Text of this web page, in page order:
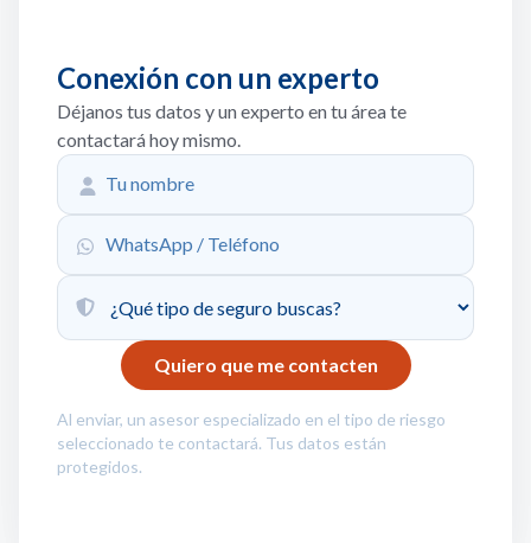
Conexión con un experto
Déjanos tus datos y un experto en tu área te
contactará hoy mismo.
Al enviar, un asesor especializado en el tipo de riesgo
seleccionado te contactará. Tus datos están
protegidos.